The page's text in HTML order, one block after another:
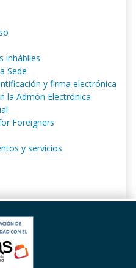
inhábiles
Sede
y firma electrónica
la Admón Electrónica
Foreigners
y servicios
de datos de carácter